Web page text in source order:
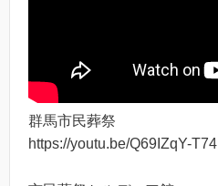
群馬市民葬祭
https://youtu.be/Q69IZqY-T74